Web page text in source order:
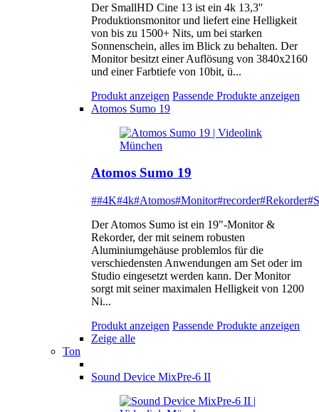
Der SmallHD Cine 13 ist ein 4k 13,3''
Produktionsmonitor und liefert eine Helligkeit
von bis zu 1500+ Nits, um bei starken
Sonnenschein, alles im Blick zu behalten. Der
Monitor besitzt einer Auflösung von 3840x2160
und einer Farbtiefe von 10bit, ü...
Produkt anzeigen Passende Produkte anzeigen
Atomos Sumo 19
Atomos Sumo 19
##4K#4k#Atomos#Monitor#recorder#Rekorder
Der Atomos Sumo ist ein 19"-Monitor &
Rekorder, der mit seinem robusten
Aluminiumgehäuse problemlos für die
verschiedensten Anwendungen am Set oder im
Studio eingesetzt werden kann. Der Monitor
sorgt mit seiner maximalen Helligkeit von 1200
Ni...
Produkt anzeigen Passende Produkte anzeigen
Zeige alle
Ton
Sound Device MixPre-6 II